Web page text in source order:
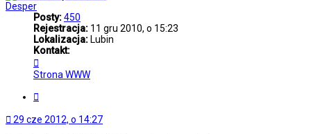
Desper
Posty:450
Rejestracja: 11 gru 2010, o 15:23
Lokalizacja: Lubin
Kontakt:
się
z
Strona WWW
29 cze 2012, o 14:27